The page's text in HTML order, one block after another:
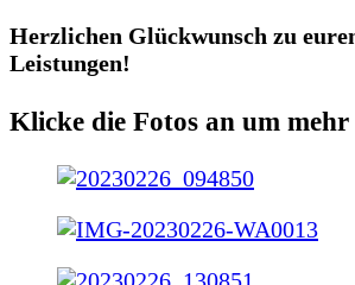
Herzlichen Glückwunsch zu
Leistungen!
Klicke die Fotos an um mehr